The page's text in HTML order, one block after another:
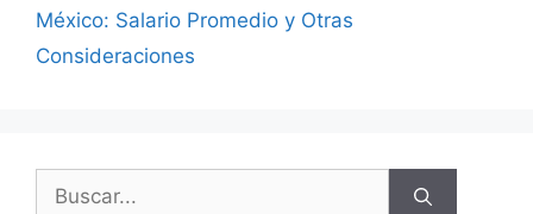
México: Salario Promedio y Otras
Consideraciones
Buscar: